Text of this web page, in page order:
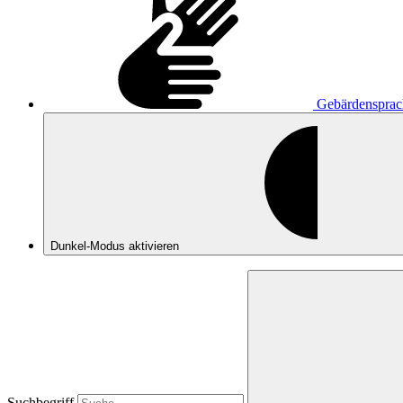
Dunkel-Modus aktivieren